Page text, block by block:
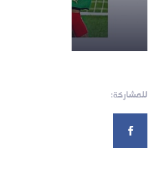
للمشاركة: